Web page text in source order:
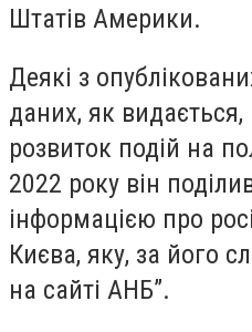
Штатів Америки.
Деякі з
даних, як
розвиток подій на
2022 року він
інформацією про
Києва, яку, за його
на сайті АНБ”.